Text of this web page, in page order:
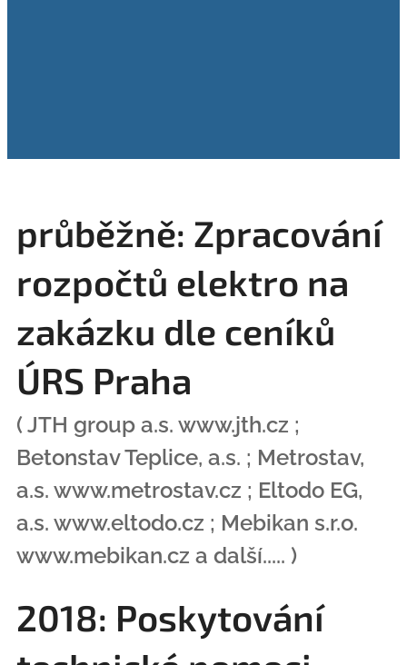
průběžně: Zpracování
rozpočtů elektro na
zakázku dle ceníků
ÚRS Praha
( JTH group a.s. www.jth.cz ;
Betonstav Teplice, a.s. ; Metrostav,
a.s. www.metrostav.cz ; Eltodo EG,
a.s. www.eltodo.cz ; Mebikan s.r.o.
www.mebikan.cz a další..... )
2018: Poskytování